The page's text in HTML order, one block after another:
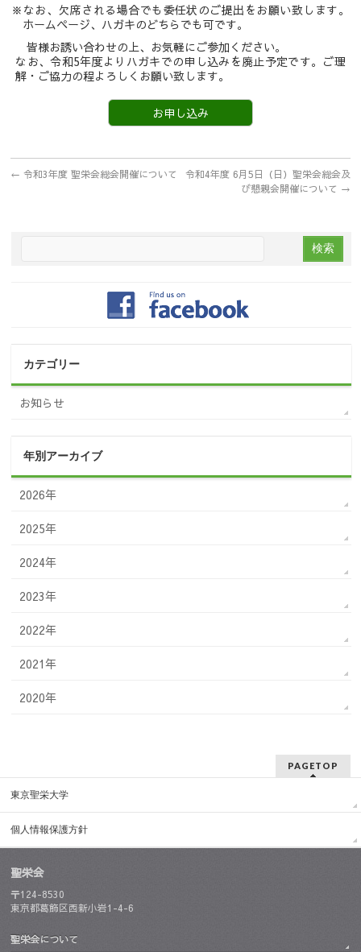
なお、欠席される場合でも委任状のご提出をお願い致します。
ホームページ、ハガキのどちらでも可です。
皆様お誘い合わせの上、お気軽にご参加ください。
なお、令和5年度よりハガキでの申し込みを廃止予定です。ご理
解・ご協力の程よろしくお願い致します。
お申し込み
← 令和3年度 聖栄会総会開催について
令和4年度 6月5日（日）聖栄会総会及
び懇親会開催について →
カテゴリー
お知らせ
年別アーカイブ
2026年
2025年
2024年
2023年
2022年
2021年
2020年
PAGETOP
東京聖栄大学
個人情報保護方針
聖栄会
〒124-8530
東京都葛飾区西新小岩1-4-6
聖栄会について